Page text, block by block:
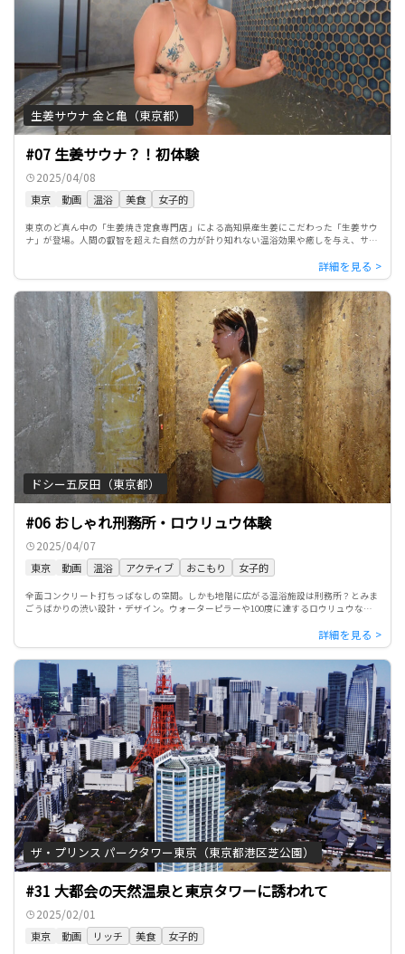
生姜サウナ 金と亀（東京都）
#07 生姜サウナ？！初体験
2025/04/08
東京 動画 温浴 美食 女子的
東京のど真ん中の「生姜焼き定食専門店」による高知県産生姜にこだわった「生姜サウ
ナ」が登場。人間の叡智を超えた自然の力が計り知れない温浴効果や癒しを与え、サウ
ドシー五反田（東京都）
#06 おしゃれ刑務所・ロウリュウ体験
2025/04/07
東京 動画 温浴 アクティブ おこもり 女子的
全面コンクリート打ちっぱなしの空間。しかも地階に広がる温浴施設は刑務所？とみま
ごうばかりの渋い設計・デザイン。ウォーターピラーや100度に達するロウリュウな
ザ・プリンス パークタワー東京（東京都港区芝公園）
#31 大都会の天然温泉と東京タワーに誘われて
2025/02/01
東京 動画 リッチ 美食 女子的